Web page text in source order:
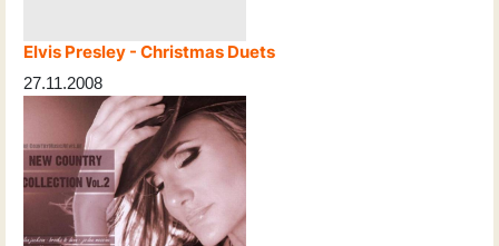
Elvis Presley - Christmas Duets
27.11.2008